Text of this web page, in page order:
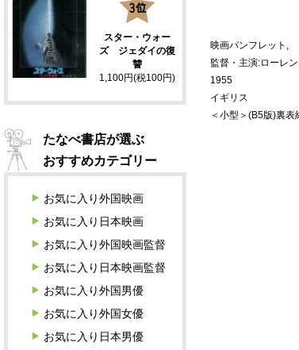
映画パンフレット,
監督・主演:ローレ
1955
イギリス
＜小型＞(B5版)裏
スター・ウォー
ズ ジェダイの復
讐
1,100円(税100円)
たなべ書店が選ぶ
おすすめカテゴリー
お気に入り外国映画
お気に入り日本映画
お気に入り外国映画監督
お気に入り日本映画監督
お気に入り外国男優
お気に入り外国女優
お気に入り日本男優